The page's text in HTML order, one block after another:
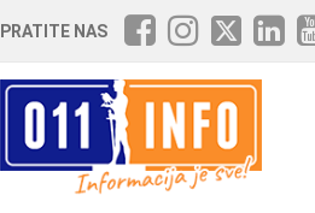
PRATITE NAS